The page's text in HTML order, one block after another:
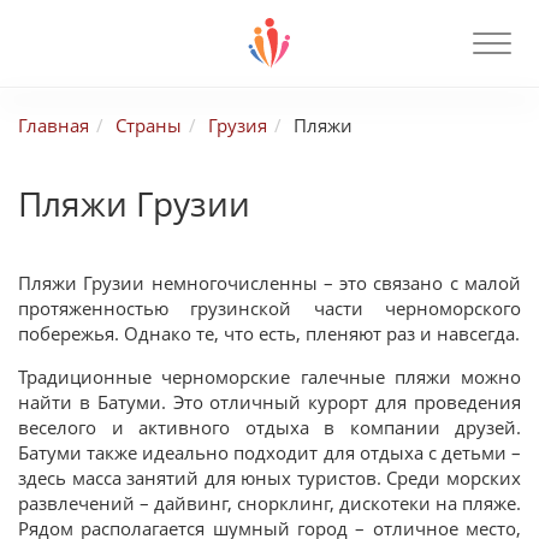
Главная Страны Грузия Пляжи
Пляжи Грузии
Пляжи Грузии немногочисленны – это связано с малой
протяженностью грузинской части черноморского
побережья. Однако те, что есть, пленяют раз и навсегда.
Традиционные черноморские галечные пляжи можно
найти в Батуми. Это отличный курорт для проведения
веселого и активного отдыха в компании друзей.
Батуми также идеально подходит для отдыха с детьми –
здесь масса занятий для юных туристов. Среди морских
развлечений – дайвинг, снорклинг, дискотеки на пляже.
Рядом располагается шумный город – отличное место,